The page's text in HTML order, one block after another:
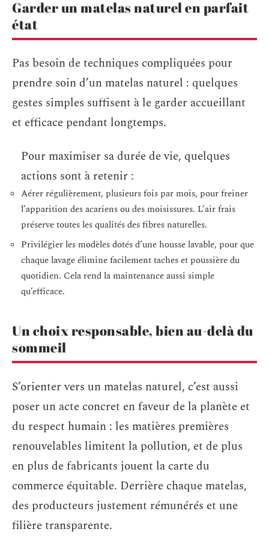
Garder un matelas naturel en parfait
état
Pas besoin de techniques compliquées pour
prendre soin d’un matelas naturel : quelques
gestes simples suffisent à le garder accueillant
et efficace pendant longtemps.
Pour maximiser sa durée de vie, quelques
actions sont à retenir :
Aérer régulièrement, plusieurs fois par mois, pour freiner
l’apparition des acariens ou des moisissures. L’air frais
préserve toutes les qualités des fibres naturelles.
Privilégier les modèles dotés d’une housse lavable, pour que
chaque lavage élimine facilement taches et poussière du
quotidien. Cela rend la maintenance aussi simple
qu’efficace.
Un choix responsable, bien au-delà du
sommeil
S’orienter vers un matelas naturel, c’est aussi
poser un acte concret en faveur de la planète et
du respect humain : les matières premières
renouvelables limitent la pollution, et de plus
en plus de fabricants jouent la carte du
commerce équitable. Derrière chaque matelas,
des producteurs justement rémunérés et une
filière transparente.